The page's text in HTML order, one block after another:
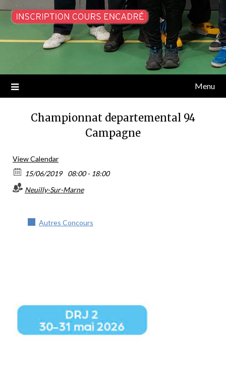
Menu
Championnat departemental 94
Campagne
View Calendar
15/06/2019 08:00 - 18:00
Neuilly-Sur-Marne
Autres Concours